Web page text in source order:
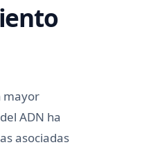
mayor
ADN ha
asociadas